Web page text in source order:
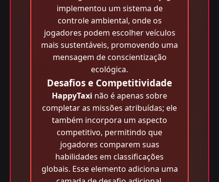
implementou um sistema de
controle ambiental, onde os
jogadores podem escolher veículos
mais sustentáveis, promovendo uma
mensagem de conscientização
ecológica.
Desafios e Competitividade
HappyTaxi não é apenas sobre
completar as missões atribuídas; ele
também incorpora um aspecto
competitivo, permitindo que
jogadores comparem suas
habilidades em classificações
globais. Esse elemento adiciona uma